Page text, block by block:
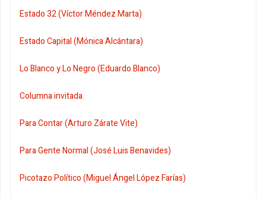
Estado 32 (Víctor Méndez Marta)
Estado Capital (Mónica Alcántara)
Lo Blanco y Lo Negro (Eduardo Blanco)
Columna invitada
Para Contar (Arturo Zárate Vite)
Para Gente Normal (José Luis Benavides)
Picotazo Político (Miguel Ángel López Farías)